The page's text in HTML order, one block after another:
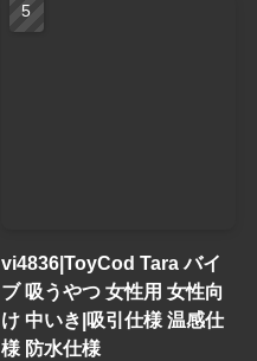
vi4836|ToyCod Tara バイ
ブ 吸うやつ 女性用 女性向
け 中いき|吸引仕様 温感仕
様 防水仕様